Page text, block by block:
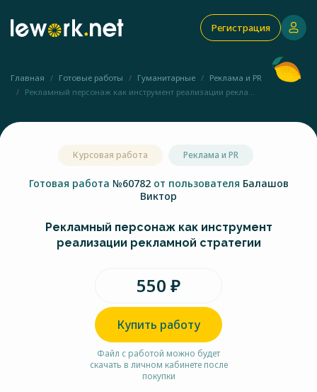
Регистрация
Главная Готовые работы Гуманитарные
Реклама и PR
Рекламный персонаж как инструмент реализации рекла...
Курсовая работа Реклама и PR
Готовая работа №60782 от пользователя Балашов
Виктор
Рекламный персонаж как инструмент
реализации рекламной стратегии
550 ₽
Купить работу
Файл с работой можно будет
скачать в личном кабинете после
покупки